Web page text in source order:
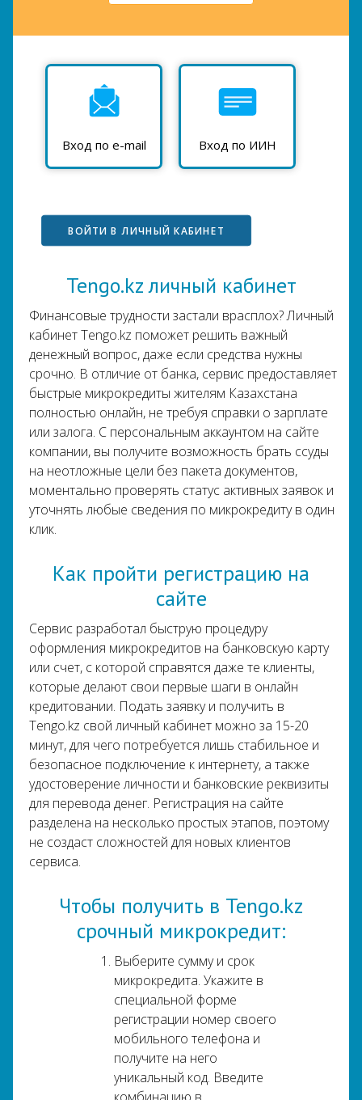
Вход по e-mail Вход по ИИН
ВОЙТИ В ЛИЧНЫЙ КАБИНЕТ
Tengo.kz личный кабинет
Финансовые трудности застали врасплох? Личный
кабинет Tengo.kz поможет решить важный
денежный вопрос, даже если средства нужны
срочно. В отличие от банка, сервис предоставляет
быстрые микрокредиты жителям Казахстана
полностью онлайн, не требуя справки о зарплате
или залога. С персональным аккаунтом на сайте
компании, вы получите возможность брать ссуды
на неотложные цели без пакета документов,
моментально проверять статус активных заявок и
уточнять любые сведения по микрокредиту в один
клик.
Как пройти регистрацию на
сайте
Сервис разработал быструю процедуру
оформления микрокредитов на банковскую карту
или счет, с которой справятся даже те клиенты,
которые делают свои первые шаги в онлайн
кредитовании. Подать заявку и получить в
Tengo.kz свой личный кабинет можно за 15-20
минут, для чего потребуется лишь стабильное и
безопасное подключение к интернету, а также
удостоверение личности и банковские реквизиты
для перевода денег. Регистрация на сайте
разделена на несколько простых этапов, поэтому
не создаст сложностей для новых клиентов
сервиса.
Чтобы получить в Tengo.kz
срочный микрокредит:
Выберите сумму и срок
микрокредита. Укажите в
специальной форме
регистрации номер своего
мобильного телефона и
получите на него
уникальный код. Введите